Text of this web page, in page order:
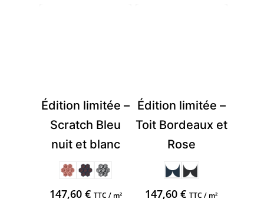
Édition limitée –
Scratch Bleu
nuit et blanc
147,60 € TTC / m²
Édition limitée –
Toit Bordeaux et
Rose
147,60€ TTC / m²